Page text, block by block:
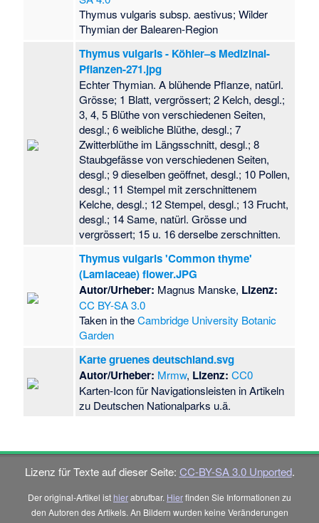
Thymus vulgaris subsp. aestivus; Wilder
Thymian der Balearen-Region
Thymus vulgaris - Köhler–s Medizinal-
Pflanzen-271.jpg
Echter Thymian. A blühende Pflanze, natürl.
Grösse; 1 Blatt, vergrössert; 2 Kelch, desgl.;
3, 4, 5 Blüthe von verschiedenen Seiten,
desgl.; 6 weibliche Blüthe, desgl.; 7
Zwitterblüthe im Längsschnitt, desgl.; 8
Staubgefässe von verschiedenen Seiten,
desgl.; 9 dieselben geöffnet, desgl.; 10 Pollen,
desgl.; 11 Stempel mit zerschnittenem
Kelche, desgl.; 12 Stempel, desgl.; 13 Frucht,
desgl.; 14 Same, natürl. Grösse und
vergrössert; 15 u. 16 derselbe zerschnitten.
Thymus vulgaris 'Common thyme'
(Lamiaceae) flower.JPG
Autor/Urheber: Magnus Manske, Lizenz:
CC BY-SA 3.0
Taken in theCambridge University Botanic
Garden
Karte gruenes deutschland.svg
Autor/Urheber: Mrmw, Lizenz: CC0
Karten-Icon für Navigationsleisten in Artikeln
zu Deutschen Nationalparks u.ä.
Lizenz für Texte auf dieser Seite: CC-BY-SA 3.0 Unported.
Der original-Artikel ist hierabrufbar. Hierfinden Sie Informationen zu
den Autoren des Artikels. An Bildern wurden keine Veränderungen